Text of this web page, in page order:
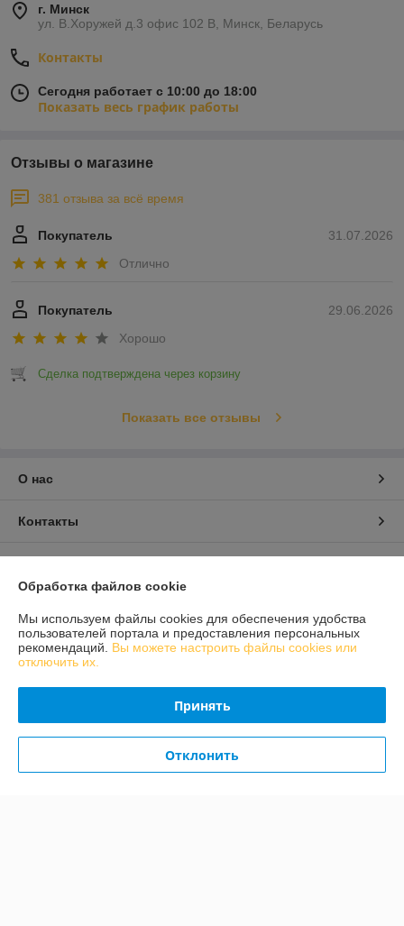
г. Минск
ул. В.Хоружей д.3 офис 102 В, Минск, Беларусь
Контакты
Сегодня работает с 10:00 до 18:00
Показать весь график работы
Отзывы о магазине
381 отзыва за всё время
31.07.2026
Покупатель
Отлично
29.06.2026
Покупатель
Хорошо
Сделка подтверждена через корзину
Показать все отзывы
О нас
Контакты
Полная версия сайта
Политика обработки cookies
Сайт создан на платформе Deal.by
Обработка файлов cookie
Мы используем файлы cookies для обеспечения удобства
пользователей портала и предоставления персональных
рекомендаций. Вы можете настроить файлы cookies или
отключить их.
Принять
Отклонить